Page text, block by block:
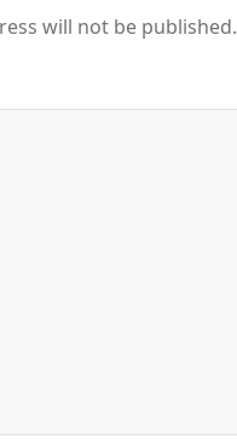
will not be published.